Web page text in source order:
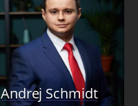
Andrej Schmidt